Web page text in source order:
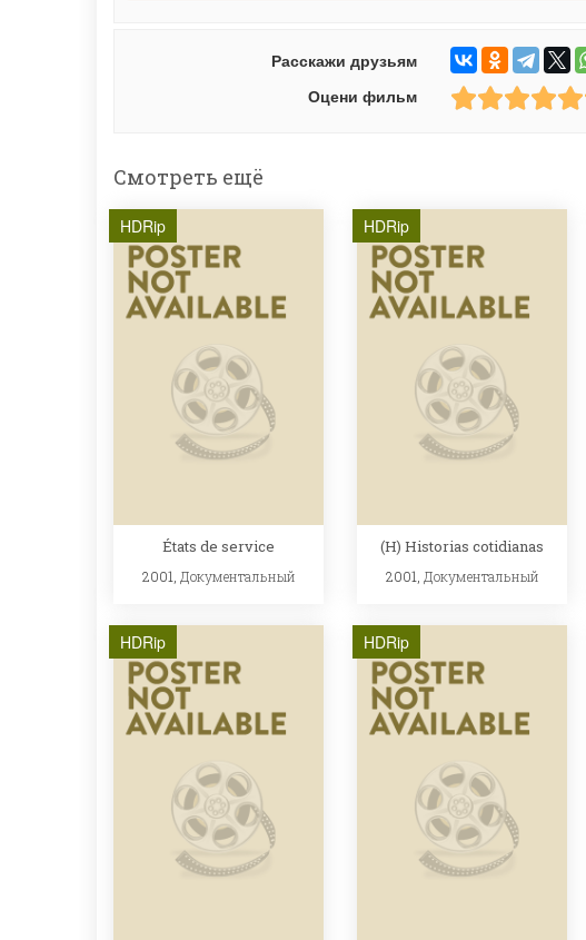
Расскажи друзьям
Оцени фильм
Смотреть ещё
HDRip
États de service
2001, Документальный
HDRip
(H) Historias cotidianas
2001, Документальный
HDRip HDRip